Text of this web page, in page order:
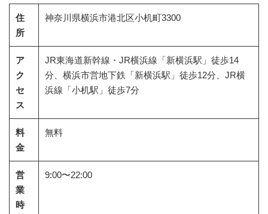
住
所
神奈川県横浜市港北区小机町3300
ア
ク
セ
ス
JR東海道新幹線・JR横浜線「新横浜駅」徒歩14
分、横浜市営地下鉄「新横浜駅」徒歩12分、JR横
浜線「小机駅」徒歩7分
料
金
無料
営
業
時
9:00〜22:00